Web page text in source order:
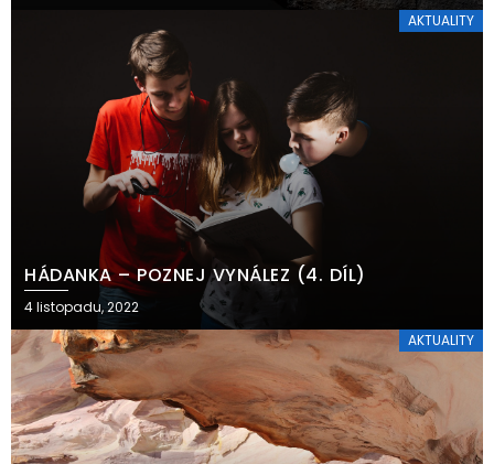
AKTUALITY
HÁDANKA – POZNEJ VYNÁLEZ (4. DÍL)
4 listopadu, 2022
AKTUALITY